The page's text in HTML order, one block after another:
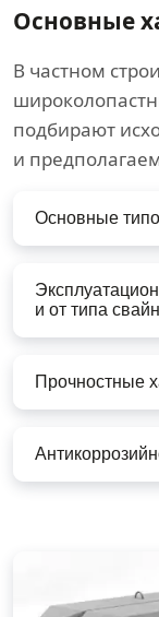
Основные
В частном
подбирают
и
Основные
и от типа
Прочностные